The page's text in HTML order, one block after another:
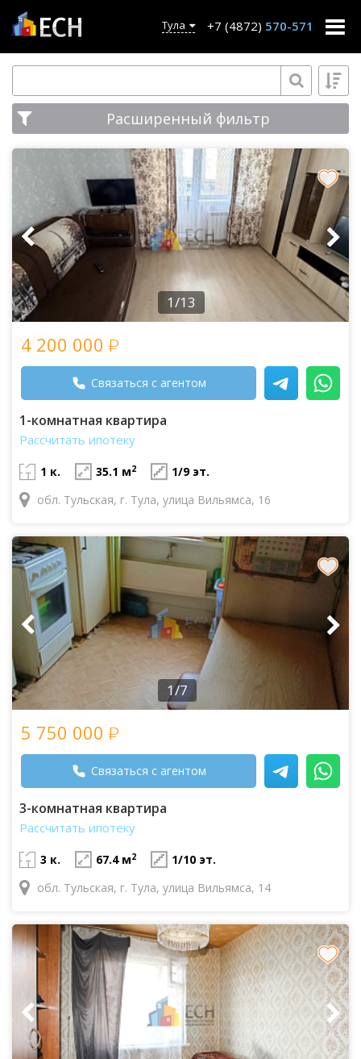
Тула +7 (4872) 570-571
Расширенный фильтр
1/13
4 200 000
Связаться с агентом
1-комнатная квартира
Рассчитать ипотеку
1 к. 35.1 м2
1/9 эт.
обл. Тульская, г. Тула, улица Вильямса, 16
1/7
5 750 000
Связаться с агентом
3-комнатная квартира
Рассчитать ипотеку
3 к. 67.4 м2
1/10 эт.
обл. Тульская, г. Тула, улица Вильямса, 14